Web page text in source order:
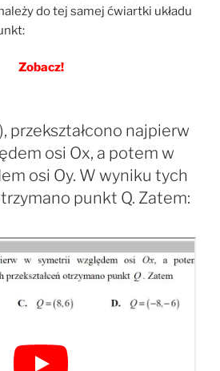
do tej samej ćwiartki układu
Zobacz!
przekształcono najpierw
osi Ox, a potem w
osi Oy. W wyniku tych
punkt Q. Zatem: